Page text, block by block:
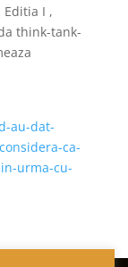
I ,
think-tank-
au-dat-
ca-
urma-cu-